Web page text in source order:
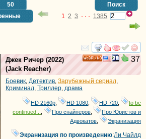
Поиск
50
1 2 3 · · · 1385
смотреть
37
Джек Ричер (2022)
(Jack Reacher)
Боевик Детектив Зарубежный сериал
Криминал Триллер драма
HD 2160р HD 1080 HD 720
to be
continued...
Про снайперов
Про Юристов и
Адвокатов
Экранизация
Экранизация по произведению:Ли Чайлд